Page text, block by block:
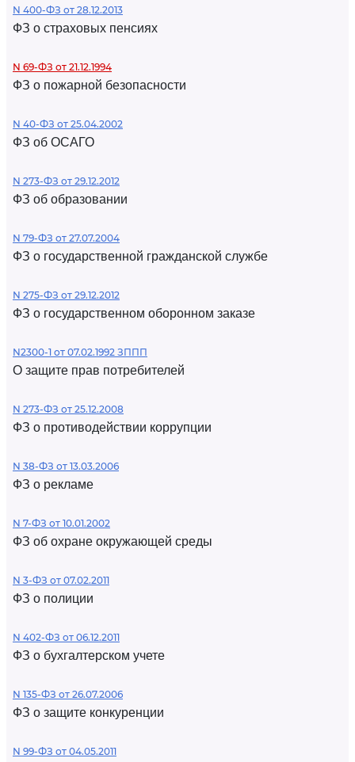
N 400-ФЗ от 28.12.2013
ФЗ о страховых пенсиях
N 69-ФЗ от 21.12.1994
ФЗ о пожарной безопасности
N 40-ФЗ от 25.04.2002
ФЗ об ОСАГО
N 273-ФЗ от 29.12.2012
ФЗ об образовании
N 79-ФЗ от 27.07.2004
ФЗ о государственной гражданской службе
N 275-ФЗ от 29.12.2012
ФЗ о государственном оборонном заказе
N2300-1 от 07.02.1992 ЗППП
О защите прав потребителей
N 273-ФЗ от 25.12.2008
ФЗ о противодействии коррупции
N 38-ФЗ от 13.03.2006
ФЗ о рекламе
N 7-ФЗ от 10.01.2002
ФЗ об охране окружающей среды
N 3-ФЗ от 07.02.2011
ФЗ о полиции
N 402-ФЗ от 06.12.2011
ФЗ о бухгалтерском учете
N 135-ФЗ от 26.07.2006
ФЗ о защите конкуренции
N 99-ФЗ от 04.05.2011